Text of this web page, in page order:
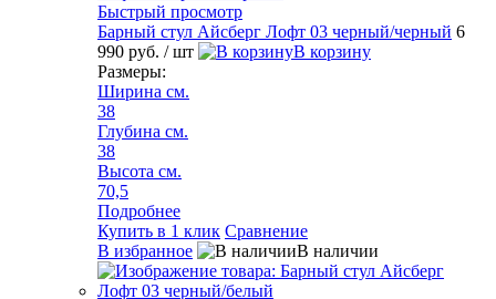
Быстрый просмотр
Барный стул Айсберг Лофт 03 черный/черный 6
990 руб. / шт
В корзину
Размеры:
Ширина см.
38
Глубина см.
38
Высота см.
70,5
Подробнее
Купить в 1 клик Сравнение
В избранное
В наличии